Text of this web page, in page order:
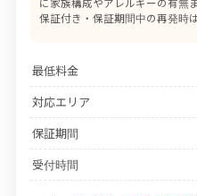
に家族構成やアレルギーの有無
保証付き・保証期間中の再発時
最低料金
対応エリア
保証期間
受付時間